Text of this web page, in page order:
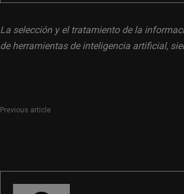
La selección y el tratamiento de la
de herramientas de inteligencia artificial,
Previous article